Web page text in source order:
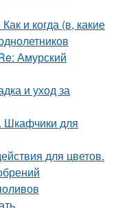
и когда (в, какие
Амурский
и уход за
Шкафчики для
для цветов.